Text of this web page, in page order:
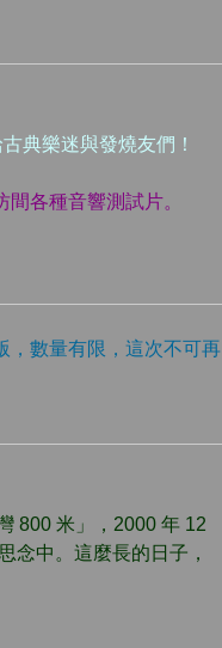
典樂迷與發燒友們！
各種音響測試片。
，數量有限，這次不可再
800 米」，2000 年 12
念中。這麼長的日子，